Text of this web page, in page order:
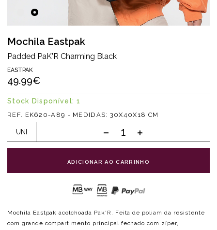
Mochila Eastpak
Padded PaK'R Charming Black
EASTPAK
49.99€
Stock Disponível: 1
REF. EK620-A89 - MEDIDAS: 30X40X18 CM
UNI
ADICIONAR AO CARRINHO
Mochila Eastpak acolchoada Pak'R. Feita de poliamida resistente
com grande compartimento principal fechado com zíper,